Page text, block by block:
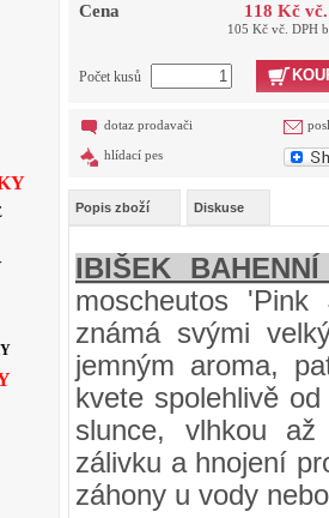
Cena 118 Kč
105 Kč vč. DPH
Počet kusů
dotaz prodavači
hlídací pes
Popis zboží Diskuse
IBIŠEK
moscheutos
známá svými
jemným aroma,
kvete spolehlivě
slunce, vlhkou
zálivku a hnojení
záhony u vody